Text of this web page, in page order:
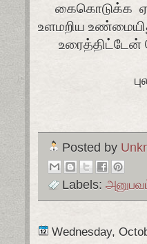
கைகொடுக்க
உளமறிய
புலவர் சா
Posted by
Labels:
Wednesday,